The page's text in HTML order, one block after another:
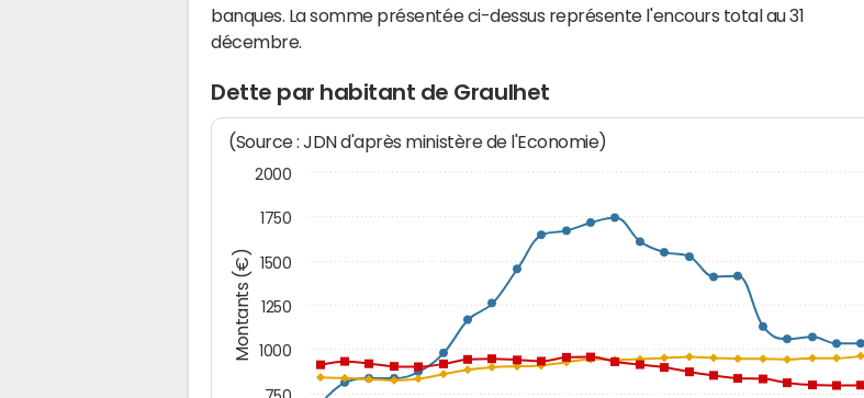
banques. La somme présentée ci-dessus représente l'encours total au 31
décembre.
Dette par habitant de Graulhet
Montants (€)
(Source : JDN d'après ministère de l'Economie)
1000
1250
1500
1750
2000